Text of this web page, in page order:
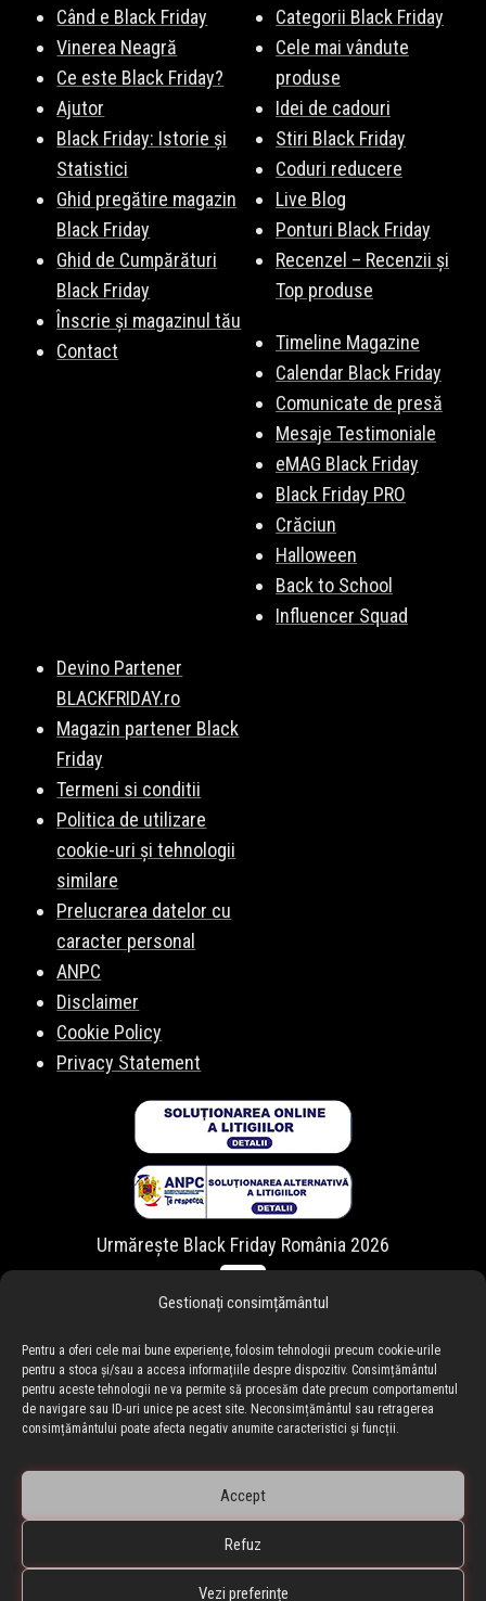
Gestionați consimțământul
Pentru a oferi cele mai bune experiențe, folosim tehnologii precum cookie-urile
pentru a stoca și/sau a accesa informațiile despre dispozitiv. Consimțământul
pentru aceste tehnologii ne va permite să procesăm date precum comportamentul
de navigare sau ID-uri unice pe acest site. Neconsimțământul sau retragerea
consimțământului poate afecta negativ anumite caracteristici și funcții.
Accept
Refuz
Vezi preferințe
Când e Black Friday
Vinerea Neagră
Ce este Black Friday?
Ajutor
Black Friday: Istorie și
Statistici
Ghid pregătire magazin
Black Friday
Ghid de Cumpărături
Black Friday
Înscrie și magazinul tău
Contact
Categorii Black Friday
Cele mai vândute
produse
Idei de cadouri
Stiri Black Friday
Coduri reducere
Live Blog
Ponturi Black Friday
Recenzel – Recenzii și
Top produse
Timeline Magazine
Calendar Black Friday
Comunicate de presă
Mesaje Testimoniale
eMAG Black Friday
Black Friday PRO
Crăciun
Halloween
Back to School
Influencer Squad
Devino Partener
BLACKFRIDAY.ro
Magazin partener Black
Friday
Termeni si conditii
Politica de utilizare
cookie-uri și tehnologii
similare
Prelucrarea datelor cu
caracter personal
ANPC
Disclaimer
Cookie Policy
Privacy Statement
Urmărește Black Friday România 2026
🇷🇴 blackfriday.ro•🇧🇬 blackfriday.bg